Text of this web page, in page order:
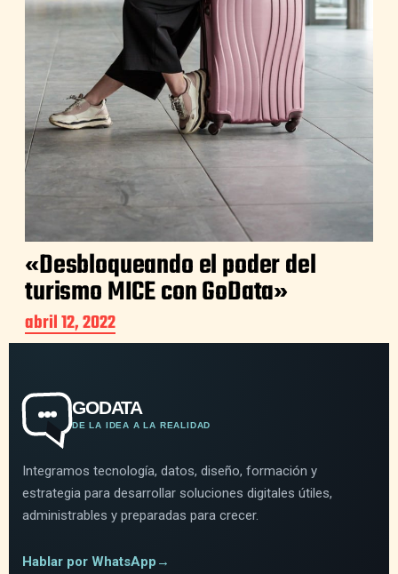
«Desbloqueando el poder del
turismo MICE con GoData»
abril 12, 2022
GODATA
DE LA IDEA A LA REALIDAD
Integramos tecnología, datos, diseño, formación y
estrategia para desarrollar soluciones digitales útiles,
administrables y preparadas para crecer.
Hablar por WhatsApp →